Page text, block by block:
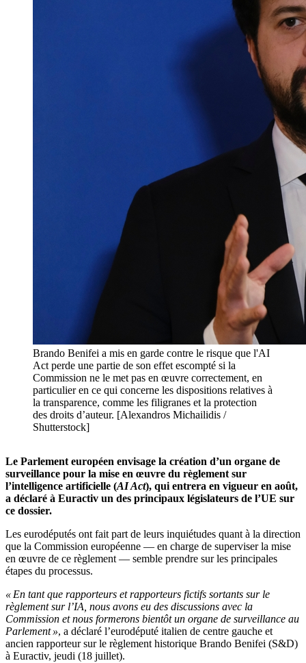
Brando Benifei a mis en garde contre le risque que l'AI
Act perde une partie de son effet escompté si la
Commission ne le met pas en œuvre correctement, en
particulier en ce qui concerne les dispositions relatives à
la transparence, comme les filigranes et la protection
des droits d’auteur. [Alexandros Michailidis /
Shutterstock]
Le Parlement européen envisage la création d’un organe de
surveillance pour la mise en œuvre du règlement sur
l’intelligence artificielle (AI Act), qui entrera en vigueur en août,
a déclaré à Euractiv un des principaux législateurs de l’UE sur
ce dossier.
Les eurodéputés ont fait part de leurs inquiétudes quant à la direction
que la Commission européenne — en charge de superviser la mise
en œuvre de ce règlement — semble prendre sur les principales
étapes du processus.
« En tant que rapporteurs et rapporteurs fictifs sortants sur le
règlement sur l’IA, nous avons eu des discussions avec la
Commission et nous formerons bientôt un organe de surveillance au
Parlement », a déclaré l’eurodéputé italien de centre gauche et
ancien rapporteur sur le règlement historique Brando Benifei (S&D)
à Euractiv, jeudi (18 juillet).